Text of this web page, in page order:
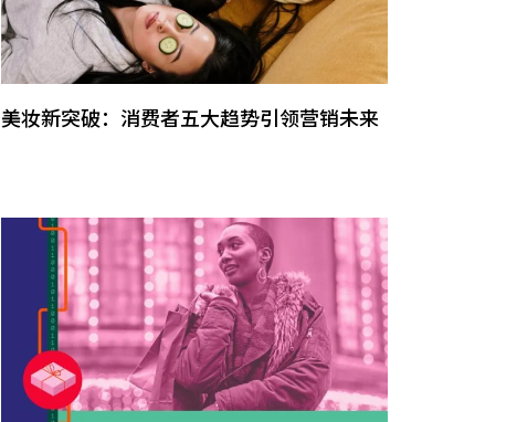
美妆新突破：消费者五大趋势引领营销未来